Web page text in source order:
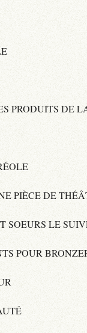
PRODUITS DE
PIÈCE DE
SOEURS LE
POUR